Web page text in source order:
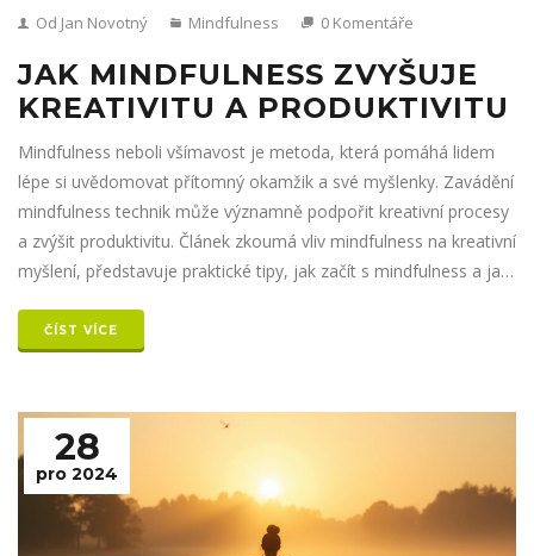
Od Jan Novotný Mindfulness 0 Komentáře
JAK MINDFULNESS ZVYŠUJE
KREATIVITU A PRODUKTIVITU
Mindfulness neboli všímavost je metoda, která pomáhá lidem
lépe si uvědomovat přítomný okamžik a své myšlenky. Zavádění
mindfulness technik může významně podpořit kreativní procesy
a zvýšit produktivitu. Článek zkoumá vliv mindfulness na kreativní
myšlení, představuje praktické tipy, jak začít s mindfulness a jak
nové způsoby, jak rozvinout svůj potenciál.
ČÍST VÍCE
28
pro 2024